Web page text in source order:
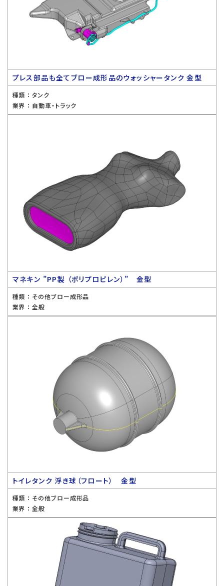
プレス部品も全てブロー成形品のウォッシャータンク 金型
種類 ： タンク
業界 ： 自動車・トラック
マネキン ”PP製 （ポリプロピレン）” 金型
種類 ： その他ブロー成形品
業界 ： 全般
トイレタンク 浮き球（フロート） 金型
種類 ： その他ブロー成形品
業界 ： 全般